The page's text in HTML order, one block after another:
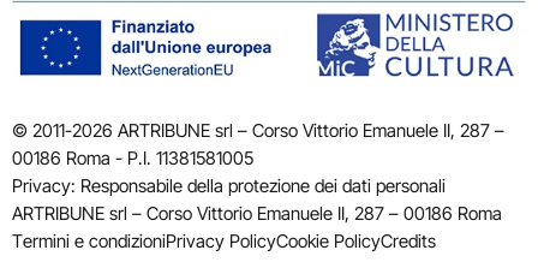
© 2011-2026 ARTRIBUNE srl – Corso Vittorio Emanuele II, 287 –
00186 Roma - P.I. 11381581005
Privacy: Responsabile della protezione dei dati personali
ARTRIBUNE srl – Corso Vittorio Emanuele II, 287 – 00186 Roma
Termini e condizioniPrivacy PolicyCookie PolicyCredits